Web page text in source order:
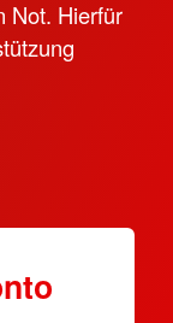
Not. Hierfür